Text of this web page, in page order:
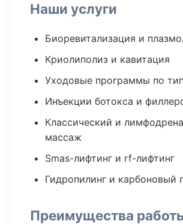
Наши услуги
Биоревитализация и
Криолиполиз и кавитация
Уходовые программы по
Инъекции ботокса и
Классический и
массаж
Smas-лифтинг и rf-лифтинг
Гидропилинг и карбоновый
Преимущества